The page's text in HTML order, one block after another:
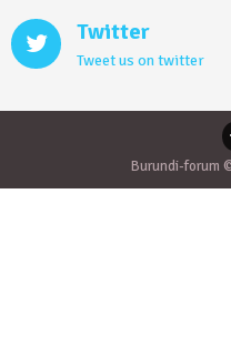
Twitter
Tweet us on twitter
Burundi-forum